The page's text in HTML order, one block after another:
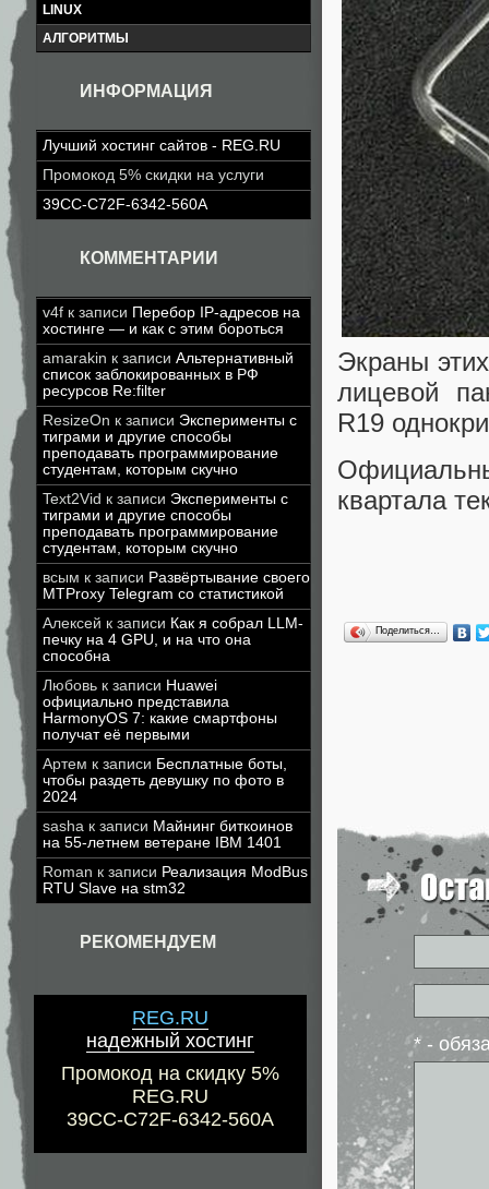
LINUX
АЛГОРИТМЫ
ИНФОРМАЦИЯ
Лучший хостинг сайтов - REG.RU
Промокод 5% скидки на услуги
39CC-C72F-6342-560A
КОММЕНТАРИИ
v4f к записи Перебор IP-адресов на
хостинге — и как с этим бороться
amarakin к записи Альтернативный
список заблокированных в РФ
ресурсов Re:filter
ResizeOn к записи Эксперименты с
тиграми и другие способы
преподавать программирование
студентам, которым скучно
Text2Vid к записи Эксперименты с
тиграми и другие способы
преподавать программирование
студентам, которым скучно
всым к записи Развёртывание своего
MTProxy Telegram со статистикой
Алексей к записи Как я собрал LLM-
печку на 4 GPU, и на что она
способна
Любовь к записи Huawei
официально представила
HarmonyOS 7: какие смартфоны
получат её первыми
Артем к записи Бесплатные боты,
чтобы раздеть девушку по фото в
2024
sasha к записи Майнинг биткоинов
на 55-летнем ветеране IBM 1401
Roman к записи Реализация ModBus
RTU Slave на stm32
РЕКОМЕНДУЕМ
REG.RU
надежный хостинг
Промокод на скидку 5%
REG.RU
39CC-C72F-6342-560A
Экраны
лицевой
R19
квартала
Поделиться…
* -